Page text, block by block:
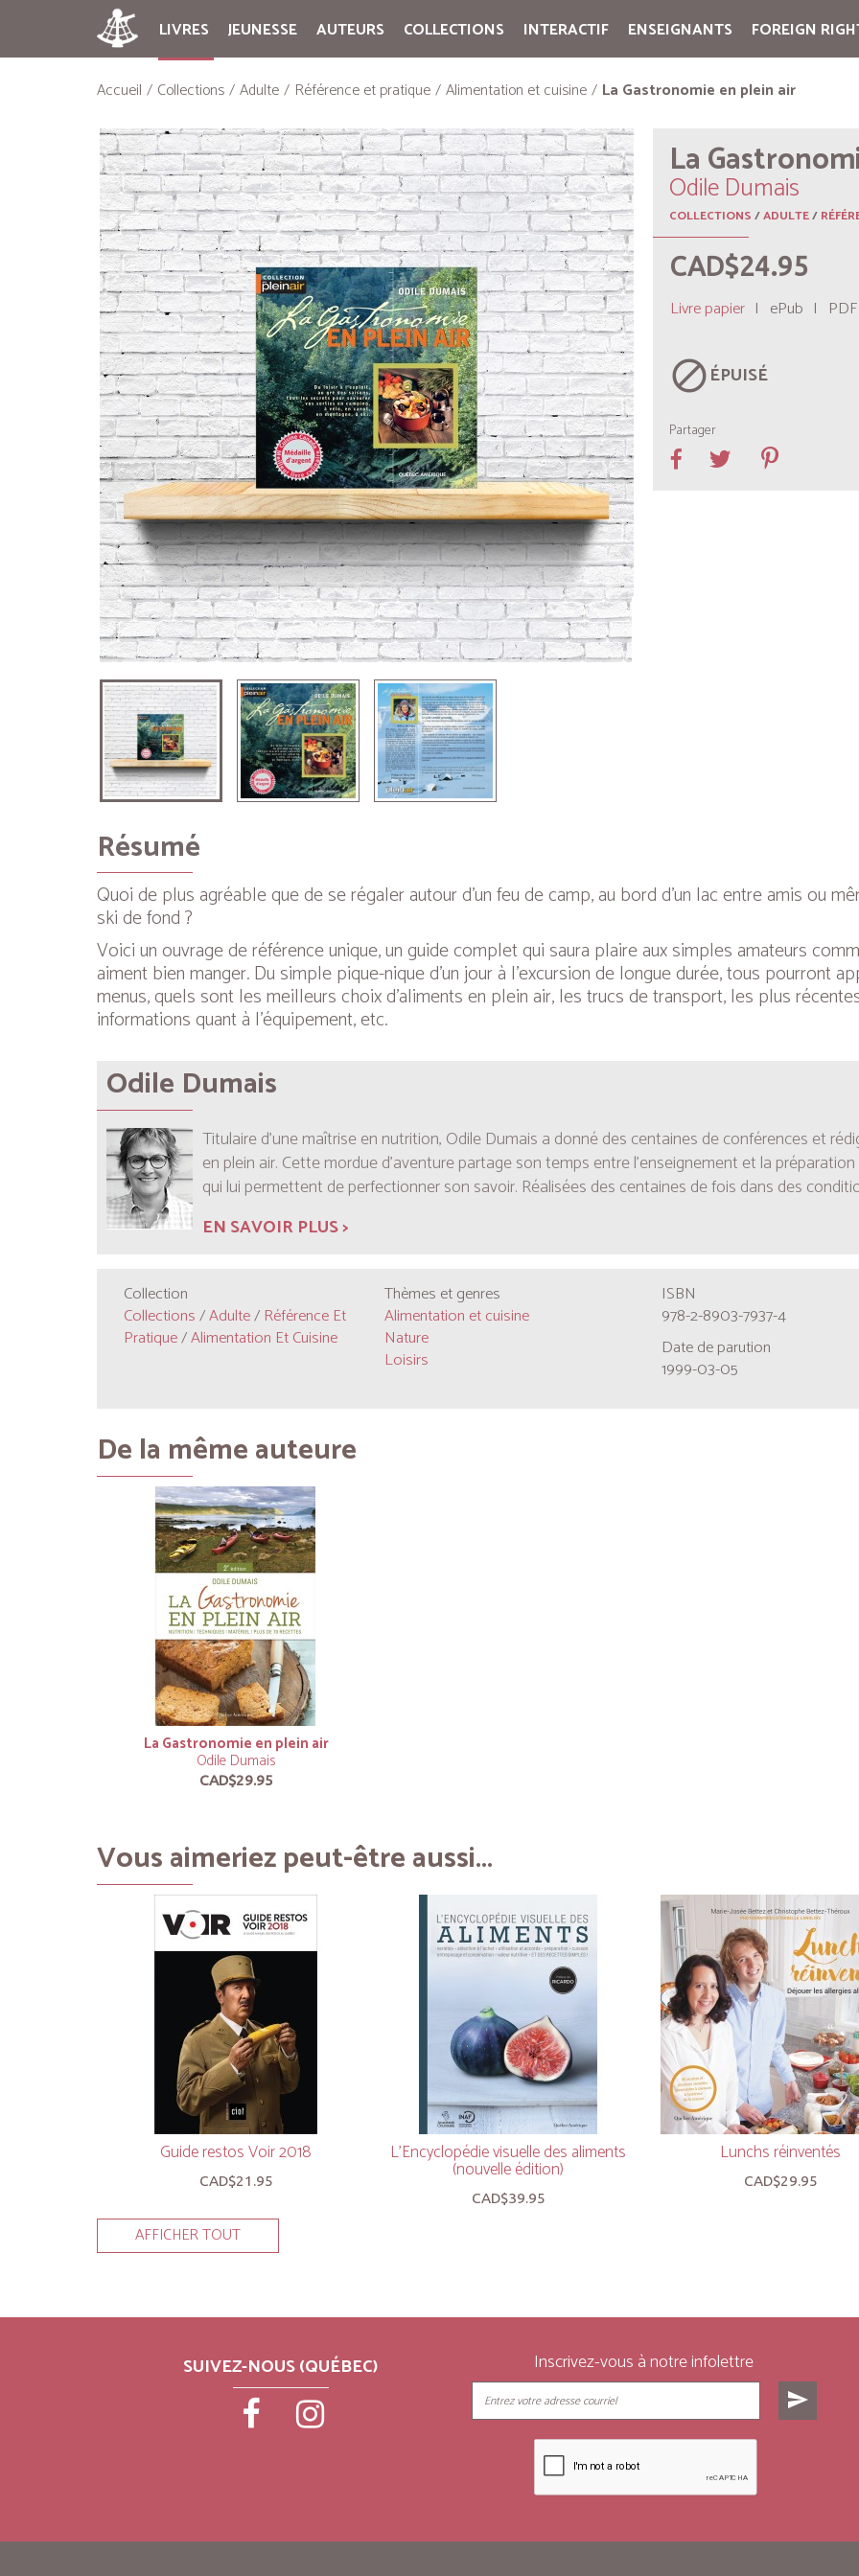
LIVRES JEUNESSE AUTEURS COLLECTIONS INTERACTIF ENSEIGNANTS FOREIGN
(vide)
Accueil Collections Adulte Référence et pratique Alimentation et cuisine La Gastronomie en plein air
La
Odile Dumais
COLLECTIONS/ADULTE/
CAD$24.95
Livre papier | ePub | PDF
blockÉPUISÉ
Partager
Résumé
Quoi de plus agréable que de se régaler autour d’un feu de camp, au bord d’un lac entre amis ou
ski de fond ?
Voici un ouvrage de référence unique, un guide complet qui saura plaire aux simples amateurs
aiment bien manger. Du simple pique-nique d’un jour à l’excursion de longue durée, tous pourront
menus, quels sont les meilleurs choix d’aliments en plein air, les trucs de transport, les plus
informations quant à l’équipement, etc.
Odile Dumais
Titulaire d’une maîtrise en nutrition, Odile Dumais a donné des centaines de conférences et
en plein air. Cette mordue d’aventure partage son temps entre l’enseignement et la
qui lui permettent de perfectionner son savoir. Réalisées des centaines de fois dans des
EN SAVOIR PLUS >
Collection
Collections/Adulte/ Référence Et
Pratique/Alimentation Et Cuisine
Thèmes et genres
Alimentation et cuisine
Nature
Loisirs
ISBN
978-2-8903-7937-4
Date de parution
1999-03-05
De la même auteure
La Gastronomie en plein air
Odile Dumais
CAD$29.95
Vous aimeriez peut-être aussi...
Guide restos Voir 2018
CAD$21.95
L’Encyclopédie visuelle des aliments
(nouvelle édition)
CAD$39.95
Lunchs réinventés
CAD$29.95
AFFICHER TOUT
SUIVEZ-NOUS (QUÉBEC) Inscrivez-vous à notre infolettre
send